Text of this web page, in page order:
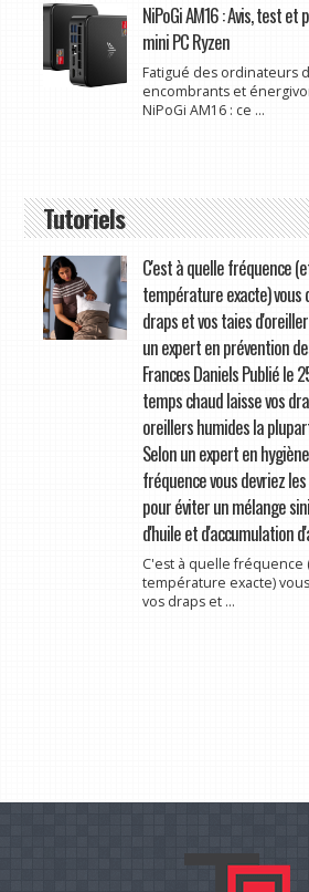
NiPoGi AM16 : Avis, test
mini PC Ryzen
Fatigué des ordinateurs
encombrants et
NiPoGi AM16 : ce ...
Tutoriels
C'est à quelle fréquence
température exacte) vous
draps et vos taies
un expert en prévention
Frances Daniels Publié le
temps chaud laisse vos
oreillers humides la
Selon un expert en
fréquence vous devriez
pour éviter un mélange
d'huile et d'accumulation
C'est à quelle fréquence
température exacte)
vos draps et ...